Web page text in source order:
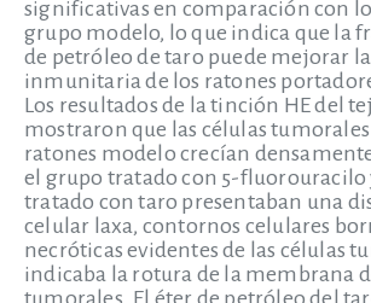
significativas en comparación con
grupo modelo, lo que indica que la
de petróleo de taro puede mejorar
inmunitaria de los ratones
Los resultados de la tinción HE del
mostraron que las células
ratones modelo crecían
el grupo tratado con 5-fluorouracilo
tratado con taro presentaban una
celular laxa, contornos celulares
necróticas evidentes de las células
indicaba la rotura de la membrana